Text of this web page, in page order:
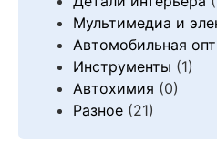
Мультимедиа и
Автомобильная
Инструменты (1)
Автохимия (0)
Разное (21)